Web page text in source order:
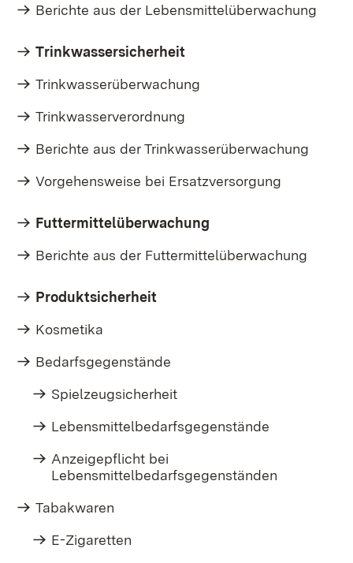
Berichte aus der Lebensmittelüberwachung
Trinkwassersicherheit
Trinkwasserüberwachung
Trinkwasserverordnung
Berichte aus der Trinkwasserüberwachung
Vorgehensweise bei Ersatzversorgung
Futtermittelüberwachung
Berichte aus der Futtermittelüberwachung
Produktsicherheit
Kosmetika
Bedarfsgegenstände
Spielzeugsicherheit
Lebensmittelbedarfsgegenstände
Anzeigepflicht bei
Lebensmittelbedarfsgegenständen
Tabakwaren
E-Zigaretten